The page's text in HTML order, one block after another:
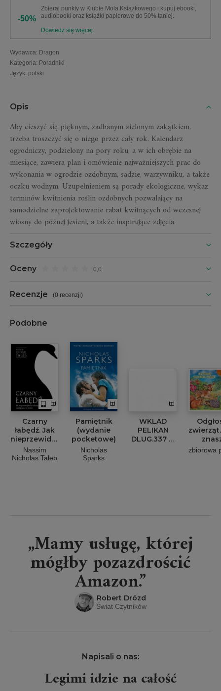
-50%
Zbieraj punkty w Klubie Mola Książkowego i kupuj ebooki,
audiobooki oraz książki papierowe do 50% taniej.
Dowiedz się więcej.
Wydawca: Dragon
Kategoria: Poradniki
Język: polski
Opis
Aby cieszyć się pięknym, zadbanym zielonym zakątkiem,
trzeba troszczyć się o niego przez cały rok. Kalendarz
ogrodniczy, podzielony na pory roku, a w ich obrębie na
miesiące, zawiera plan i omówienie najważniejszych prac do
wykonania w ogrodzie ozdobnym, sadzie, warzywniku, a także
oczku wodnym. Uzupełnieniem są porady ekologiczne, wykaz
terminów kwitnienia roślin ozdobnych pozwalający na
samodzielne zaprojektowanie rabat kwitnących od wczesnej
wiosny do późnej jesieni, a także inspirujące zdjęcia.
Szczegóły
Oceny 0,0
Recenzje (0 recenzji)
Podobne
Czarny
łabędź. Jak
nieprzewidywalne
zdarzenia
rządzą
Nassim
Nicholas Taleb
Pamiętnik
(wydanie
pocketowe)
Nicholas
Sparks
WKLAD
PELIKAN
DLUG.337 M
zbiorowa
„Mamy usługę, której
mógłby pozazdrościć
Amazon.”
Robert Drózd
Świat Czytników
Napisali o nas:
Legimi idzie na całość